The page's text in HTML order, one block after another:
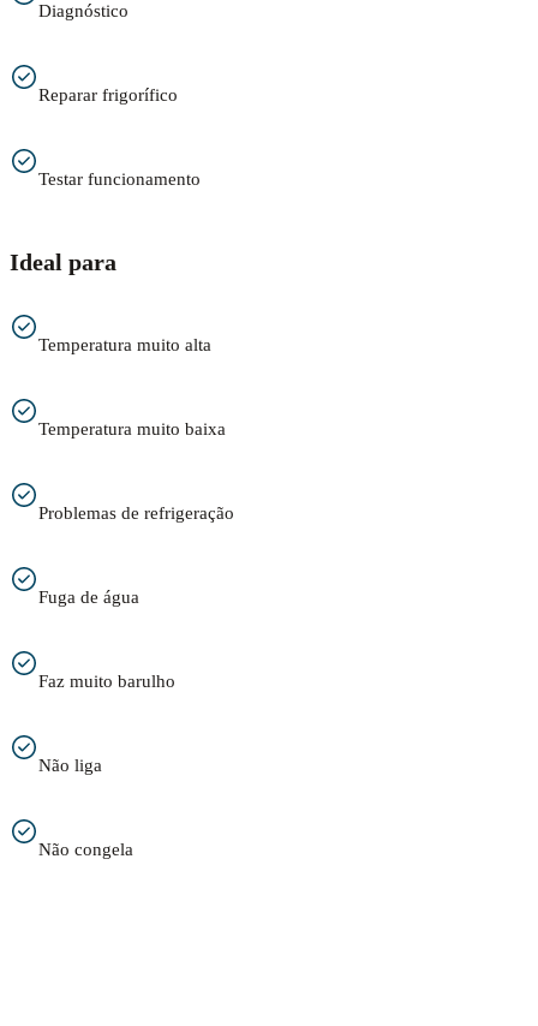
Diagnóstico
Reparar frigorífico
Testar funcionamento
Ideal para
Temperatura muito alta
Temperatura muito baixa
Problemas de refrigeração
Fuga de água
Faz muito barulho
Não liga
Não congela